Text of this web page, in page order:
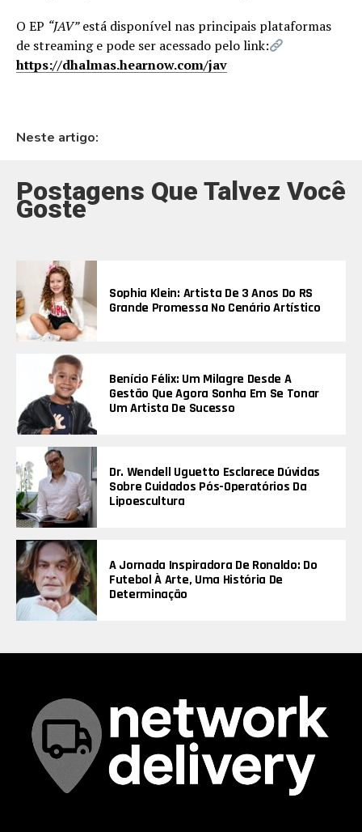
O EP “JAV”está disponível nas principais plataformas
de streaming e pode ser acessado pelo link:
https://dhalmas.hearnow.com/jav
Neste artigo:
Postagens Que Talvez Você
Goste
Sophia Klein: Artista De 3 Anos Do RS
Grande Promessa No Cenário Artístico
Benício Félix: Um Milagre Desde A
Gestão Que Agora Sonha Em Se Tonar
Um Artista De Sucesso
Dr. Wendell Uguetto Esclarece Dúvidas
Sobre Cuidados Pós-Operatórios Da
Lipoescultura
A Jornada Inspiradora De Ronaldo: Do
Futebol À Arte, Uma História De
Determinação